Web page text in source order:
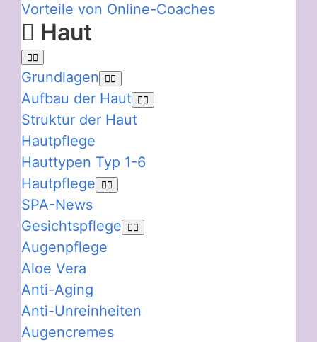
Vorteile von Online-Coaches
Haut
Grundlagen
Aufbau der Haut
Struktur der Haut
Hautpflege
Hauttypen Typ 1-6
Hautpflege
SPA-News
Gesichtspflege
Augenpflege
Aloe Vera
Anti-Aging
Anti-Unreinheiten
Augencremes